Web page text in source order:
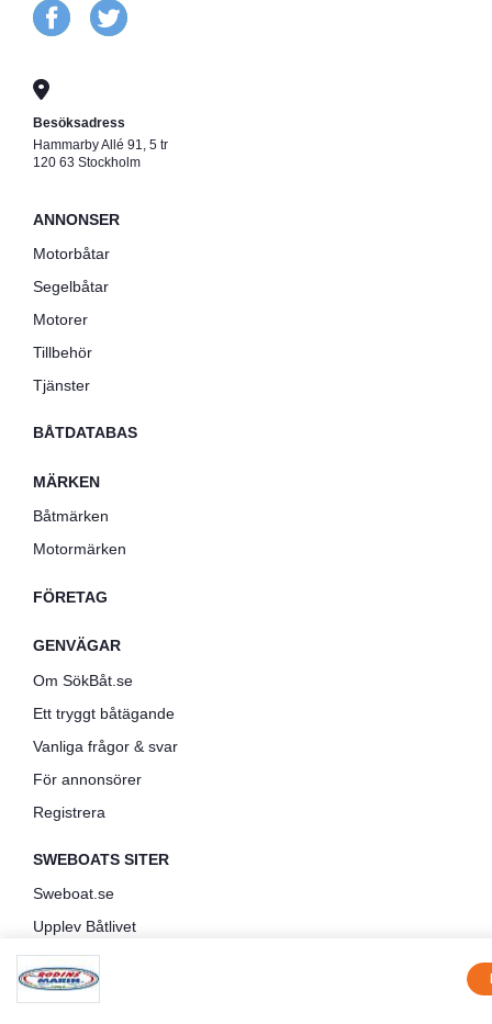
Besöksadress
Hammarby Allé 91, 5 tr
120 63 Stockholm
ANNONSER
Motorbåtar
Segelbåtar
Motorer
Tillbehör
Tjänster
BÅTDATABAS
MÄRKEN
Båtmärken
Motormärken
FÖRETAG
GENVÄGAR
Om SökBåt.se
Ett tryggt båtägande
Vanliga frågor & svar
För annonsörer
Registrera
SWEBOATS SITER
Sweboat.se
Upplev Båtlivet
Upptäck Båtlivet
Allt på sjön i Gustavsberg